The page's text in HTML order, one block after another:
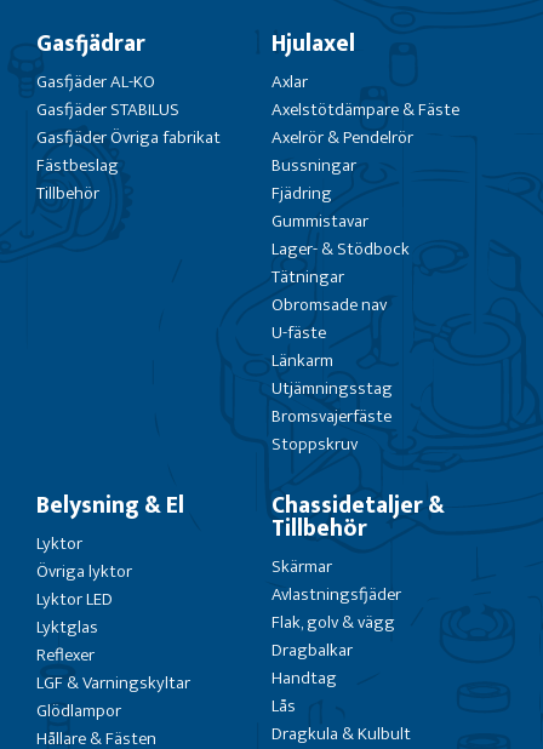
Gasfjädrar
Gasfjäder AL-KO
Gasfjäder STABILUS
Gasfjäder Övriga fabrikat
Fästbeslag
Tillbehör
Hjulaxel
Axlar
Axelstötdämpare & Fäste
Axelrör & Pendelrör
Bussningar
Fjädring
Gummistavar
Lager- & Stödbock
Tätningar
Obromsade nav
U-fäste
Länkarm
Utjämningsstag
Bromsvajerfäste
Stoppskruv
Belysning & El
Lyktor
Övriga lyktor
Lyktor LED
Lyktglas
Reflexer
LGF & Varningskyltar
Glödlampor
Hållare & Fästen
Chassidetaljer &
Tillbehör
Skärmar
Avlastningsfjäder
Flak, golv & vägg
Dragbalkar
Handtag
Lås
Dragkula & Kulbult